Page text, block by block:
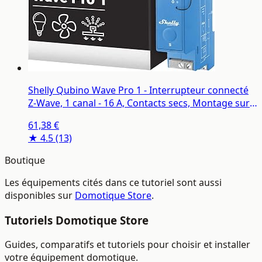
Shelly Qubino Wave Pro 1 - Interrupteur connecté
Z-Wave, 1 canal - 16 A, Contacts secs, Montage sur
requise
61,38 €
★ 4.5(13)
Boutique
Les équipements cités dans ce tutoriel sont aussi
disponibles sur Domotique Store.
Tutoriels Domotique Store
Guides, comparatifs et tutoriels pour choisir et installer
votre équipement domotique.